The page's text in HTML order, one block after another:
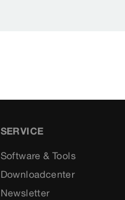
SERVICE
Software & Tools
Downloadcenter
Newsletter